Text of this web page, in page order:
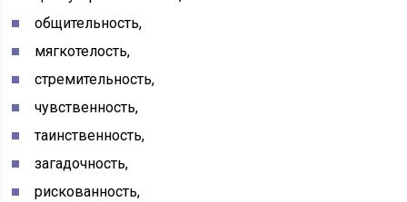
общительность,
мягкотелость,
стремительность,
чувственность,
таинственность,
загадочность,
рискованность,